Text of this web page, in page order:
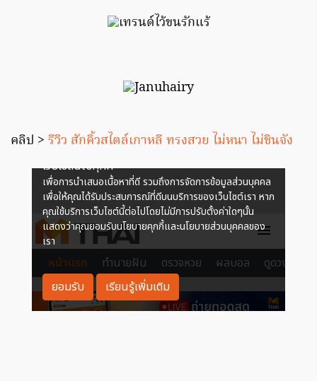
คลิป > รีวิว สักคิ้วสไตล์เกาหลี ทรงสวย ไม่หนา ไม่ชินจัง